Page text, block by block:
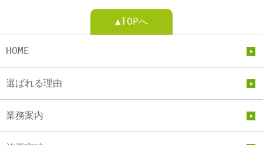
▲TOPへ
HOME
選ばれる理由
業務案内